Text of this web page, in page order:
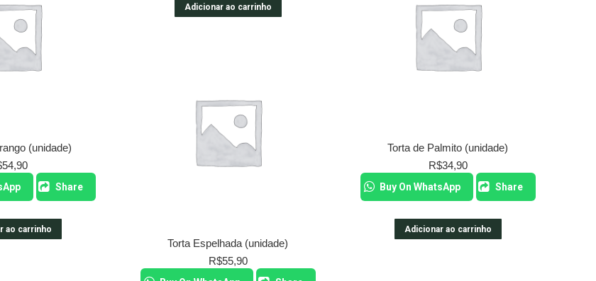
Adicionar ao carrinho
(unidade)
54,90
Share
ao carrinho
Torta de Palmito (unidade)
R$34,90
Buy On WhatsApp Share
Adicionar ao carrinho
Torta Espelhada (unidade)
R$55,90